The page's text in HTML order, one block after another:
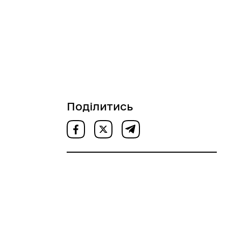
Поділитись